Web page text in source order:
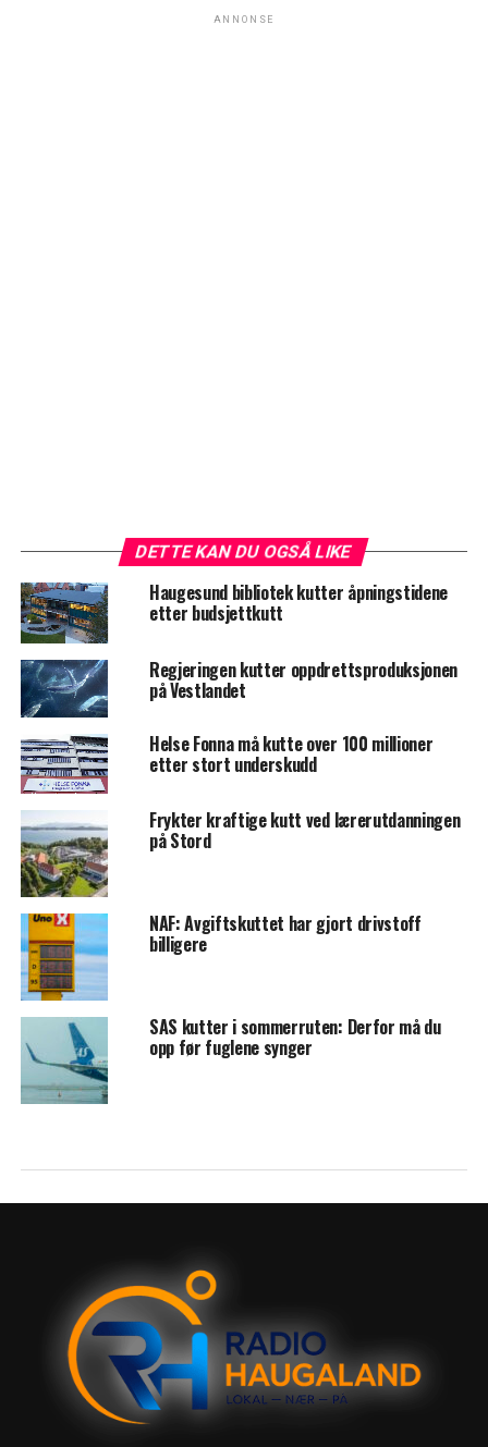
ANNONSE
DETTE KAN DU OGSÅ LIKE
Haugesund bibliotek kutter åpningstidene
etter budsjettkutt
Regjeringen kutter oppdrettsproduksjonen
på Vestlandet
Helse Fonna må kutte over 100 millioner
etter stort underskudd
Frykter kraftige kutt ved lærerutdanningen
på Stord
NAF: Avgiftskuttet har gjort drivstoff
billigere
SAS kutter i sommerruten: Derfor må du
opp før fuglene synger